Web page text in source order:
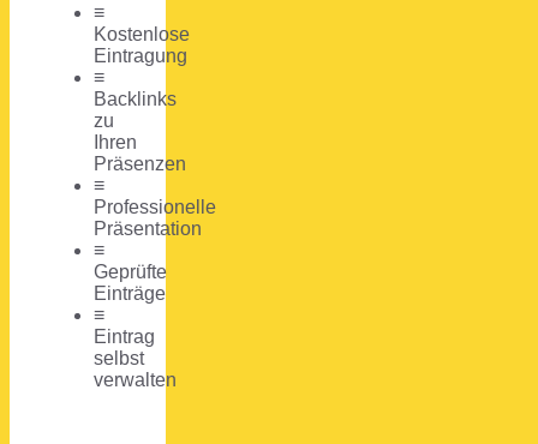
≡
Kostenlose
Eintragung
≡
Backlinks
zu
Ihren
Präsenzen
≡
Professionelle
Präsentation
≡
Geprüfte
Einträge
≡
Eintrag
selbst
verwalten